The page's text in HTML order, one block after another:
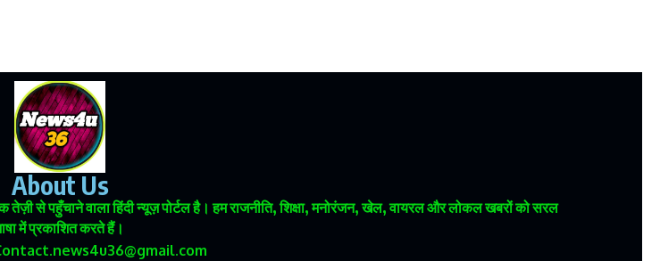
About Us
तेज़ी से पहुँचाने वाला हिंदी न्यूज़ पोर्टल है। हम राजनीति, शिक्षा, मनोरंजन, खेल, वायरल और लोकल खबरों को सरल
में प्रकाशित करते हैं।